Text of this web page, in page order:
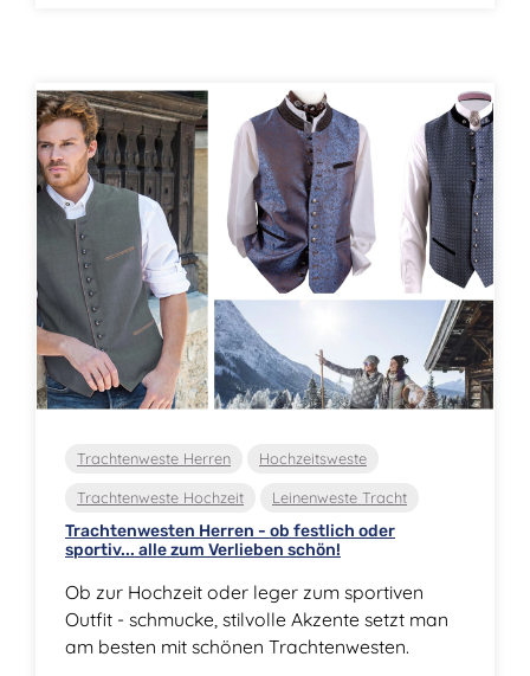
Trachtenweste Herren Hochzeitsweste
Trachtenweste Hochzeit Leinenweste Tracht
Trachtenwesten Herren - ob festlich oder
sportiv... alle zum Verlieben schön!
Ob zur Hochzeit oder leger zum sportiven
Outfit - schmucke, stilvolle Akzente setzt man
am besten mit schönen Trachtenwesten.